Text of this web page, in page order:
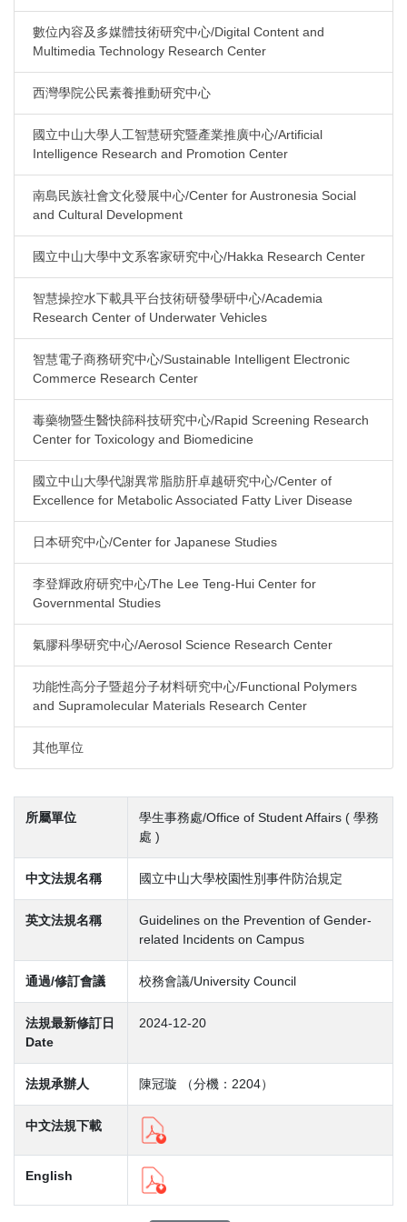
數位內容及多媒體技術研究中心/Digital Content and
Multimedia Technology Research Center
西灣學院公民素養推動研究中心
國立中山大學人工智慧研究暨產業推廣中心/Artificial
Intelligence Research and Promotion Center
南島民族社會文化發展中心/Center for Austronesia Social
and Cultural Development
國立中山大學中文系客家研究中心/Hakka Research Center
智慧操控水下載具平台技術研發學研中心/Academia
Research Center of Underwater Vehicles
智慧電子商務研究中心/Sustainable Intelligent Electronic
Commerce Research Center
毒藥物暨生醫快篩科技研究中心/Rapid Screening Research
Center for Toxicology and Biomedicine
國立中山大學代謝異常脂肪肝卓越研究中心/Center of
Excellence for Metabolic Associated Fatty Liver Disease
日本研究中心/Center for Japanese Studies
李登輝政府研究中心/The Lee Teng-Hui Center for
Governmental Studies
氣膠科學研究中心/Aerosol Science Research Center
功能性高分子暨超分子材料研究中心/Functional Polymers
and Supramolecular Materials Research Center
其他單位
所屬單位
學生事務處/Office of Student Affairs ( 學務
處 )
中文法規名稱 國立中山大學校園性別事件防治規定
英文法規名稱
Guidelines on the Prevention of Gender-
related Incidents on Campus
通過/修訂會議 校務會議/University Council
法規最新修訂日
Date
2024-12-20
法規承辦人 陳冠璇 （分機：2204）
中文法規下載
English